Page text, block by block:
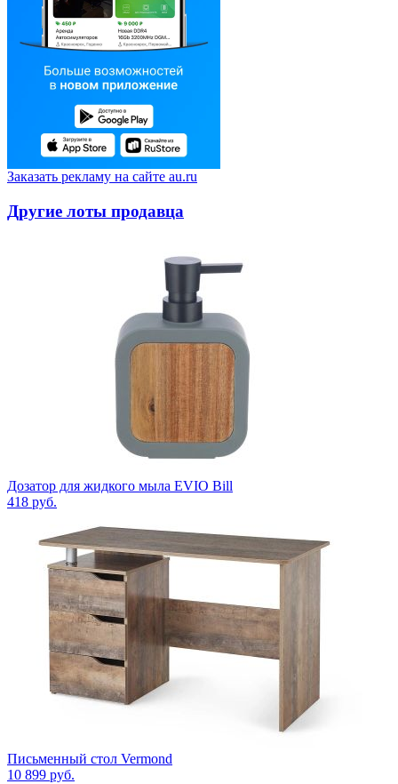
Заказать рекламу на сайте au.ru
Другие лоты продавца
Дозатор для жидкого мыла EVIO Bill
418 руб.
Письменный стол Vermond
10 899 руб.